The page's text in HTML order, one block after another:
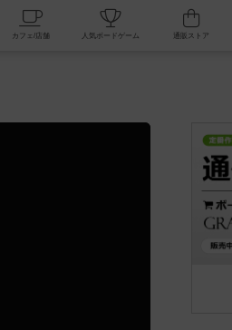
掲示板一覧 カフェ/店舗 人気ボードゲーム